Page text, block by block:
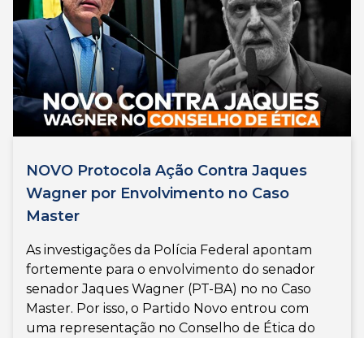
NOVO Protocola Ação Contra Jaques
Wagner por Envolvimento no Caso
Master
As investigações da Polícia Federal apontam
fortemente para o envolvimento do senador
senador Jaques Wagner (PT-BA) no no Caso
Master. Por isso, o Partido Novo entrou com
uma representação no Conselho de Ética do